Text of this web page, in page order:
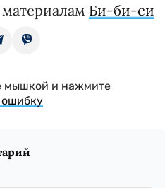
Би-би-си
мышкой и нажмите
ошибку